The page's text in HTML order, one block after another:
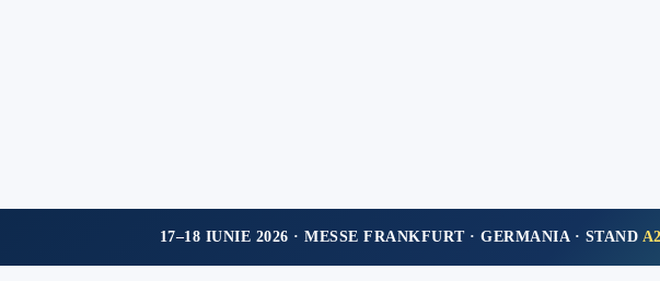
17–18 IUNIE 2026 · MESSE FRANKFURT · GERMANIA · STAND